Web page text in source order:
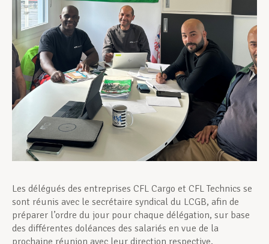
Développement professionnel
Devenir Membre
Actualités
Les délégués des entreprises CFL Cargo et CFL Technics se
sont réunis avec le secrétaire syndical du LCGB, afin de
préparer l’ordre du jour pour chaque délégation, sur base
des différentes doléances des salariés en vue de la
prochaine réunion avec leur direction respective.